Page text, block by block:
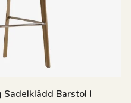
Barstol I